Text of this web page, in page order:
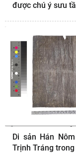
được chú ý sưu
Di sản Hán
Trịnh Tráng